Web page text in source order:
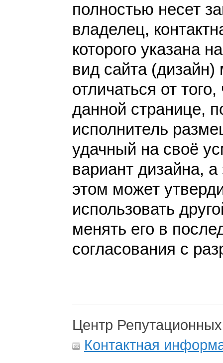
полностью несет
владелец,
которого указана
вид сайта (дизайн)
отличаться от
данной странице,
исполнитель
удачный на своё
вариант дизайна, а
этом может
использовать
менять его в
согласования с
Центр
Контактная